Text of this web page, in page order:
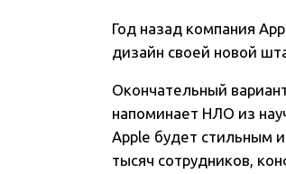
Год назад компания
дизайн своей новой
Окончательный
напоминает НЛО из
Apple будет стильным
тысяч сотрудников,